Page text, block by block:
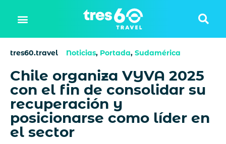
tres60.travel Noticias, Portada, Sudamérica
Chile organiza VYVA 2025
con el fin de consolidar su
recuperación y
posicionarse como líder en
el sector